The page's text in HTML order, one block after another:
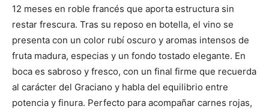
12 meses en roble francés que aporta estructura sin
restar frescura. Tras su reposo en botella, el vino se
presenta con un color rubí oscuro y aromas intensos de
fruta madura, especias y un fondo tostado elegante. En
boca es sabroso y fresco, con un final firme que recuerda
al carácter del Graciano y habla del equilibrio entre
potencia y finura. Perfecto para acompañar carnes rojas,